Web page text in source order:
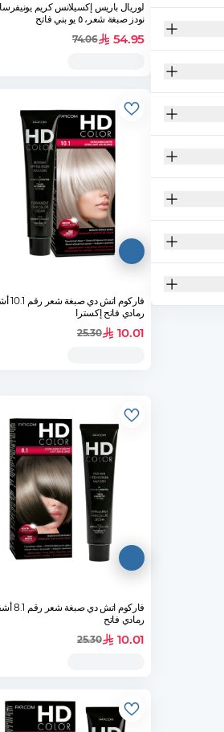
لوريال باريس إكسيلانس كريم
نودز صبغة شعر، ٥ يو بني فاتح
54.95
74.06
فاركوم اتش دي
رمادي فاتح إكسترا
10.01
25.30
فاركوم اتش دي صبغة
رمادي فاتح
10.01
25.30